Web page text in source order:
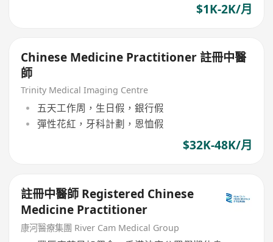
$1K-2K/月
Chinese Medicine Practitioner 註冊中醫
師
Trinity Medical Imaging Centre
五天工作周，生日假，銀行假
彈性花紅，牙科計劃，恩恤假
$32K-48K/月
註冊中醫師 Registered Chinese
Medicine Practitioner
康河醫療集團 River Cam Medical Group